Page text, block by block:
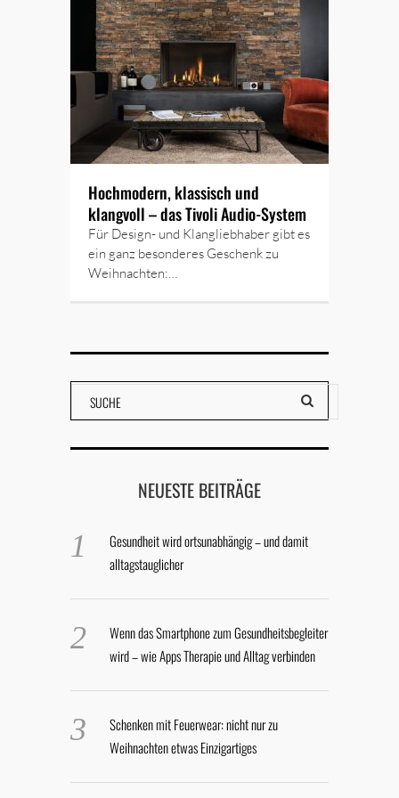
Hochmodern, klassisch und
klangvoll – das Tivoli Audio-System
Für Design- und Klangliebhaber gibt es
ein ganz besonderes Geschenk zu
Weihnachten:…
NEUESTE BEITRÄGE
Gesundheit wird ortsunabhängig – und damit
alltagstauglicher
Wenn das Smartphone zum Gesundheitsbegleiter
wird – wie Apps Therapie und Alltag verbinden
Schenken mit Feuerwear: nicht nur zu
Weihnachten etwas Einzigartiges